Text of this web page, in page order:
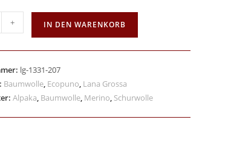
+ IN DEN WARENKORB
lg-1331-207
Baumwolle, Ecopuno, Lana Grossa
Alpaka, Baumwolle, Merino, Schurwolle